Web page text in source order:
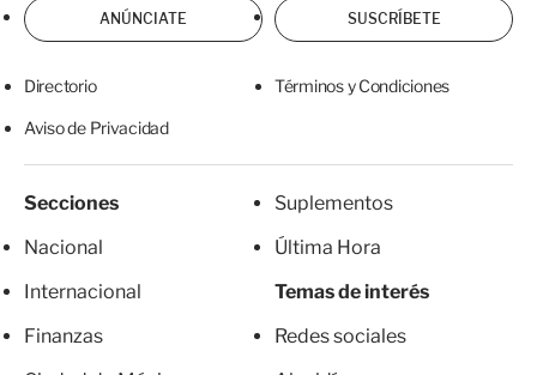
ANÚNCIATE SUSCRÍBETE
Directorio Términos y Condiciones
Aviso de Privacidad
Secciones
Nacional
Internacional
Finanzas
Suplementos
Última Hora
Temas de interés
Redes sociales